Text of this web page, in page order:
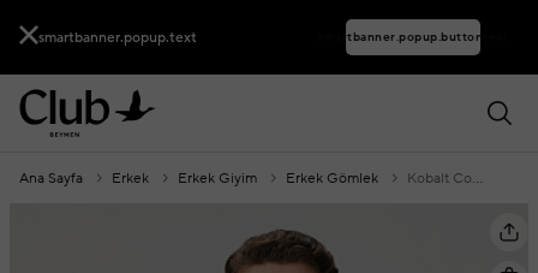
smartbanner.popup.text smartbanner.popup.buttontext
Ana Sayfa Erkek Erkek Giyim Erkek Gömlek Kobalt Comfort Fit Keten Gömlek